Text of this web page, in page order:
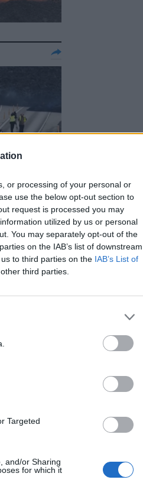
or processing of your personal or
use the below opt-out section to
request is processed you may
utilized by us or personal
You may separately opt-out of the
on the IAB’s list of downstream
to third parties on the IAB’s List of
third parties.
Targeted
and/or Sharing
for which it